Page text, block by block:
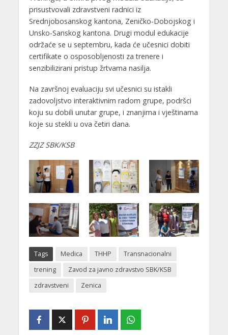
prisustvovali zdravstveni radnici iz
Srednjobosanskog kantona, Zeničko-Dobojskog i
Unsko-Sanskog kantona. Drugi modul edukacije
održaće se u septembru, kada će učesnici dobiti
certifikate o osposobljenosti za trenere i
senzibilizirani pristup žrtvama nasilja.
Na završnoj evaluaciju svi učesnici su istakli
zadovoljstvo interaktivnim radom grupe, podršci
koju su dobili unutar grupe, i znanjima i vještinama
koje su stekli u ova četiri dana.
ZZJZ SBK/KSB
Tags Medica THHP
Transnacionalni
trening
Zavod za javno zdravstvo SBK/KSB
zdravstveni
Zenica